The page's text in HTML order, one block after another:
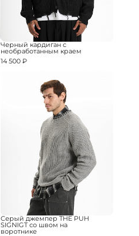
Черный кардиган с
необработанным краем
14 500 ₽
Серый джемпер THE PUH
SIGNIGT со швом на
воротнике